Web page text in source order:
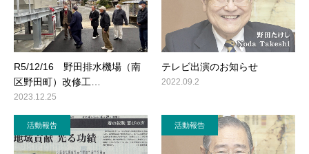
R5/12/16 野田排水機場（南
区野田町）改修工…
2023.12.25
テレビ出演のお知らせ
2022.09.2
活動報告 活動報告